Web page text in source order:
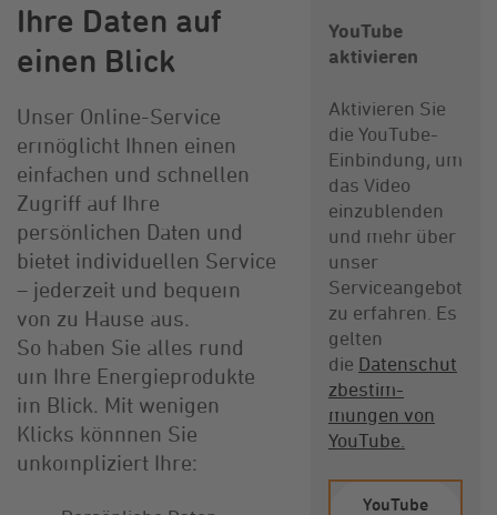
Ihre Daten auf
einen Blick
Unser Online-Service
ermöglicht Ihnen einen
einfachen und schnellen
Zugriff auf Ihre
persönlichen Daten und
bietet individuellen Service
– jederzeit und bequem
von zu Hause aus.
So haben Sie alles rund
um Ihre Energieprodukte
im Blick. Mit wenigen
Klicks könnnen Sie
unkompliziert Ihre:
YouTube
aktivieren
Aktivieren Sie
die YouTube-
Einbindung, um
das Video
einzublenden
und mehr über
unser
Serviceangebot
zu erfahren. Es
gelten
die Datenschut
z­bestim­
mungen von
YouTube.
YouTube